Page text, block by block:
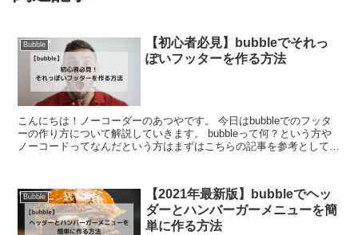
Bubble
【初心者必見】bubbleでそれっ
ぽいフッターを作る方法
こんにちは！ノーコーダーのあつやです。 今日はbubbleでのフッタ
ーの作り方について解説していきます。 bubbleって何？という方や
ノーコードってなんだという方はまずはこちらの記事を参考としてみ
Bubble
【2021年最新版】bubbleでヘッ
ダーとハンバーガーメニューを簡
単に作る方法